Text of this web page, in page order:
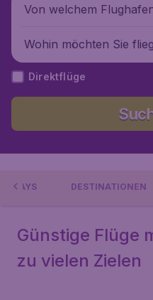
Von welchem
Wohin möchten Sie
Direktflüge
DESTINATIONEN
Günstige Flüge
zu vielen Zielen